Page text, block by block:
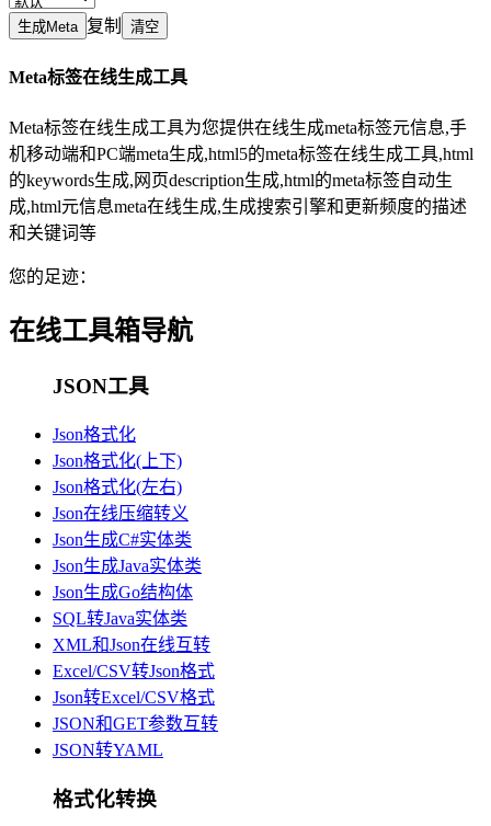
生成Meta 复制 清空
Meta标签在线生成工具
Meta标签在线生成工具为您提供在线生成meta标签元信息,手
机移动端和PC端meta生成,html5的meta标签在线生成工具,html
的keywords生成,网页description生成,html的meta标签自动生
成,html元信息meta在线生成,生成搜索引擎和更新频度的描述
和关键词等
您的足迹：
在线工具箱导航
JSON工具
Json格式化
Json格式化(上下)
Json格式化(左右)
Json在线压缩转义
Json生成C#实体类
Json生成Java实体类
Json生成Go结构体
SQL转Java实体类
XML和Json在线互转
Excel/CSV转Json格式
Json转Excel/CSV格式
JSON和GET参数互转
JSON转YAML
格式化转换